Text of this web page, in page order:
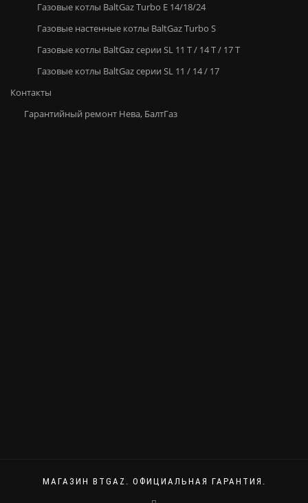
Газовые котлы BaltGaz Turbo E 14/18/24
Газовые настенные котлы BaltGaz Turbo S
Газовые котлы BaltGaz серии SL 11 T / 14 T / 17 T
Газовые котлы BaltGaz серии SL 11 / 14 / 17
Контакты
Гарантийный ремонт Нева, БалтГаз
МАГАЗИН BTGAZ. ОФИЦИАЛЬНАЯ ГАРАНТИЯ.